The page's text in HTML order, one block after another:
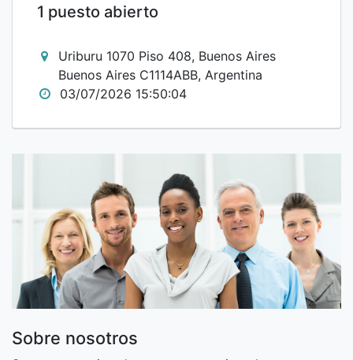
1 puesto abierto
Uriburu 1070 Piso 408, Buenos Aires
Buenos Aires C1114ABB, Argentina
03/07/2026 15:50:04
Sobre nosotros